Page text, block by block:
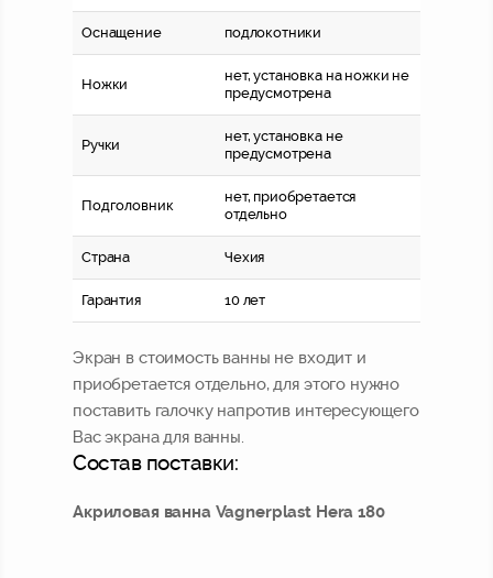
Оснащение подлокотники
Ножки
нет, установка на ножки не
предусмотрена
Ручки
нет, установка не
предусмотрена
Подголовник
нет, приобретается
отдельно
Страна Чехия
Гарантия 10 лет
Экран в стоимость ванны не входит и
приобретается отдельно, для этого нужно
поставить галочку напротив интересующего
Вас экрана для ванны.
Состав поставки:
Акриловая ванна Vagnerplast Hera 180